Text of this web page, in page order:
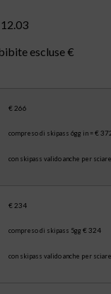
escluse €
€ 266
compreso di skipass 6gg in =€
con skipass valido anche per
€ 234
compreso di skipass 5gg € 324
con skipass valido anche per